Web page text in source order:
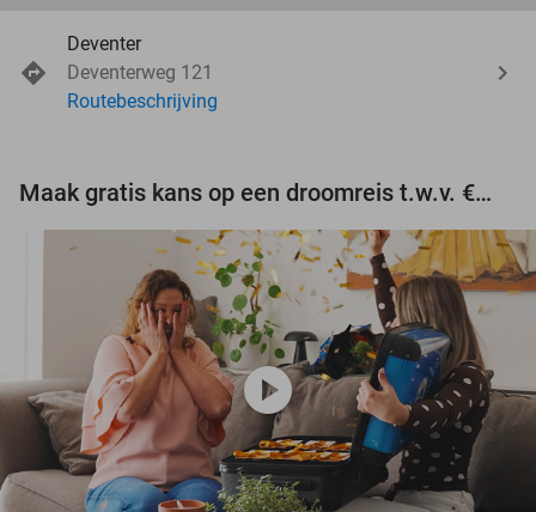
Deventer
Deventerweg 121
Routebeschrijving
Maak gratis kans op een droomreis t.w.v. €3.000!
play_circle